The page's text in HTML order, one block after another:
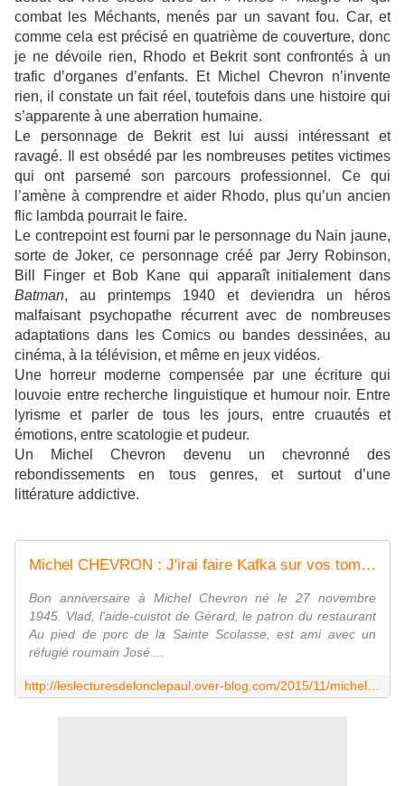
combat les Méchants, menés par un savant fou. Car, et
comme cela est précisé en quatrième de couverture, donc
je ne dévoile rien, Rhodo et Bekrit sont confrontés à un
trafic d’organes d’enfants. Et Michel Chevron n’invente
rien, il constate un fait réel, toutefois dans une histoire qui
s’apparente à une aberration humaine.
Le personnage de Bekrit est lui aussi intéressant et
ravagé. Il est obsédé par les nombreuses petites victimes
qui ont parsemé son parcours professionnel. Ce qui
l’amène à comprendre et aider Rhodo, plus qu’un ancien
flic lambda pourrait le faire.
Le contrepoint est fourni par le personnage du Nain jaune,
sorte de Joker, ce personnage créé par Jerry Robinson,
Bill Finger et Bob Kane qui apparaît initialement dans
Batman, au printemps 1940 et deviendra un héros
malfaisant psychopathe récurrent avec de nombreuses
adaptations dans les Comics ou bandes dessinées, au
cinéma, à la télévision, et même en jeux vidéos.
Une horreur moderne compensée par une écriture qui
louvoie entre recherche linguistique et humour noir. Entre
lyrisme et parler de tous les jours, entre cruautés et
émotions, entre scatologie et pudeur.
Un Michel Chevron devenu un chevronné des
rebondissements en tous genres, et surtout d’une
littérature addictive.
Michel CHEVRON : J'irai faire Kafka sur vos tombes. - Les Lectures de l'Oncle Paul
Bon anniversaire à Michel Chevron né le 27 novembre
1945. Vlad, l'aide-cuistot de Gérard, le patron du restaurant
Au pied de porc de la Sainte Scolasse, est ami avec un
réfugié roumain José ...